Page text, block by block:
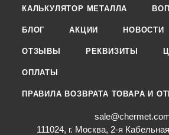
КАЛЬКУЛЯТОР МЕТАЛЛА
БЛОГ АКЦИИ НОВОСТИ
ОТЗЫВЫ РЕКВИЗИТЫ
ОПЛАТЫ
ПРАВИЛА ВОЗВРАТА ТОВАРА И
111024, г. Москва, 2-я